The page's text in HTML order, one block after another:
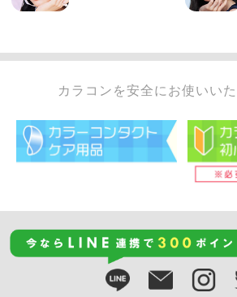
カラコンを安全にお使いい